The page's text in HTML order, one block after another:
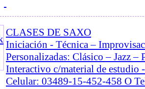
CLASES DE SAXO
Iniciación - Técnica –
Personalizadas: Clásico – Jazz
Interactivo c/material de estudio
Celular: 03489-15-452-458 O